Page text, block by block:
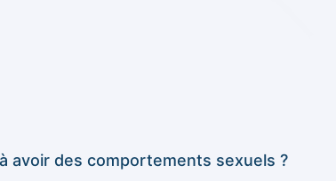
avoir des comportements sexuels ?